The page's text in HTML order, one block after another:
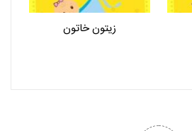
زیتون خاتون